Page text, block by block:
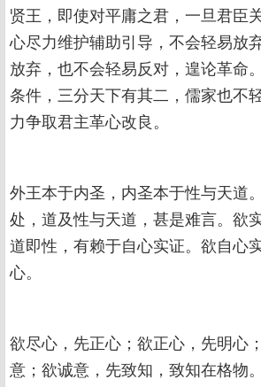
贤王，即使对平庸之君，一旦君臣
心尽力维护辅助引导，不会轻易放
放弃，也不会轻易反对，遑论革命
条件，三分天下有其二，儒家也不
力争取君主革心改良。
外王本于内圣，内圣本于性与天道
处，道及性与天道，甚是难言。欲
道即性，有赖于自心实证。欲自心
心。
欲尽心，先正心；欲正心，先明心
意；欲诚意，先致知，致知在格物